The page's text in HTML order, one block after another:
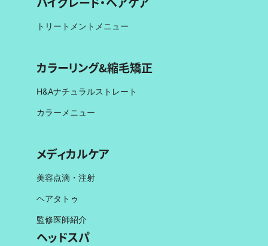
トリートメントメニュー
カラーリング&縮毛矯正
H&Aナチュラルストレート
カラーメニュー
メディカルケア
美容点滴・注射
ヘアタトゥ
監修医師紹介
ヘッドスパ